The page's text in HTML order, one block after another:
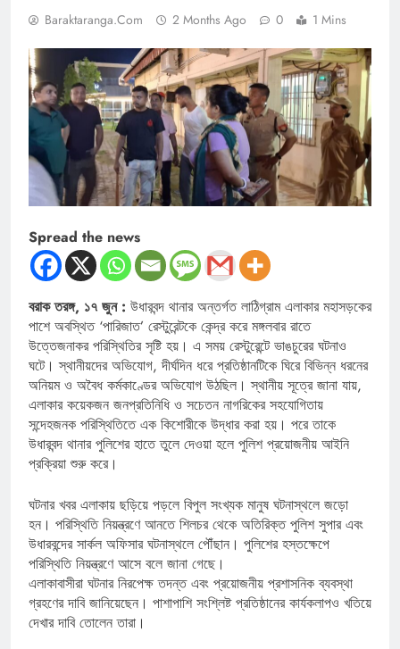
Baraktaranga.com 2 Months Ago 0 1 Mins
Spread the news
বরাক তরঙ্গ, ১৭ জুন : উধারবন্দ থানার অন্তর্গত লাঠিগ্রাম এলাকার মহাসড়কের
পাশে অবস্থিত ‘পারিজাত’ রেস্টুরেন্টকে কেন্দ্র করে মঙ্গলবার রাতে
উত্তেজনাকর পরিস্থিতির সৃষ্টি হয়। এ সময় রেস্টুরেন্টে ভাঙচুরের ঘটনাও
ঘটে। স্থানীয়দের অভিযোগ, দীর্ঘদিন ধরে প্রতিষ্ঠানটিকে ঘিরে বিভিন্ন ধরনের
অনিয়ম ও অবৈধ কর্মকাণ্ডের অভিযোগ উঠছিল। স্থানীয় সূত্রে জানা যায়,
এলাকার কয়েকজন জনপ্রতিনিধি ও সচেতন নাগরিকের সহযোগিতায়
সন্দেহজনক পরিস্থিতিতে এক কিশোরীকে উদ্ধার করা হয়। পরে তাকে
উধারবন্দ থানার পুলিশের হাতে তুলে দেওয়া হলে পুলিশ প্রয়োজনীয় আইনি
প্রক্রিয়া শুরু করে।
ঘটনার খবর এলাকায় ছড়িয়ে পড়লে বিপুল সংখ্যক মানুষ ঘটনাস্থলে জড়ো
হন। পরিস্থিতি নিয়ন্ত্রণে আনতে শিলচর থেকে অতিরিক্ত পুলিশ সুপার এবং
উধারবন্দের সার্কল অফিসার ঘটনাস্থলে পৌঁছান। পুলিশের হস্তক্ষেপে
পরিস্থিতি নিয়ন্ত্রণে আসে বলে জানা গেছে।
এলাকাবাসীরা ঘটনার নিরপেক্ষ তদন্ত এবং প্রয়োজনীয় প্রশাসনিক ব্যবস্থা
গ্রহণের দাবি জানিয়েছেন। পাশাপাশি সংশ্লিষ্ট প্রতিষ্ঠানের কার্যকলাপও খতিয়ে
দেখার দাবি তোলেন তারা।